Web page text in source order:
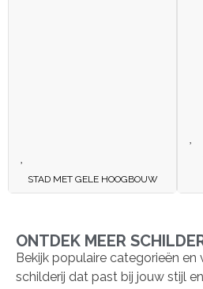
STAD MET GELE HOOGBOUW
ONTDEK MEER
Bekijk populaire categorieën en
schilderij dat past bij jouw stijl